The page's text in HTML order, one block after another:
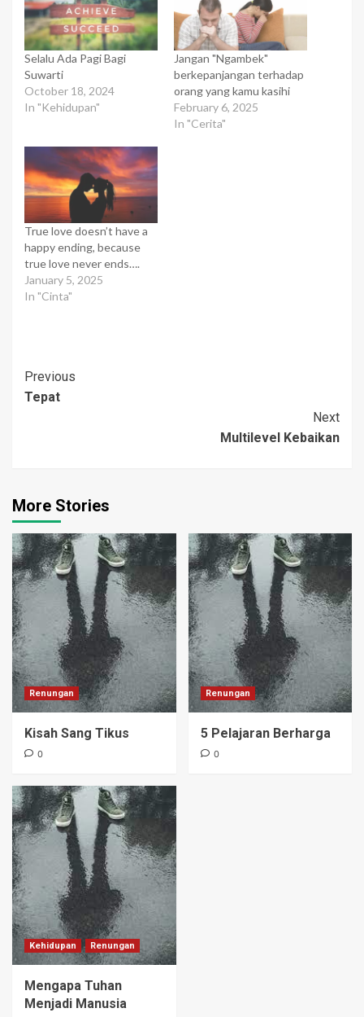
Selalu Ada Pagi Bagi
Suwarti
October 18, 2024
In "Kehidupan"
Jangan "Ngambek"
berkepanjangan terhadap
orang yang kamu kasihi
February 6, 2025
In "Cerita"
True love doesn’t have a
happy ending, because
true love never ends….
January 5, 2025
In "Cinta"
Post
Navigation
Previous
Tepat
Next
Multilevel Kebaikan
More Stories
Renungan
Kisah Sang Tikus
0
Renungan
5 Pelajaran Berharga
0
Kehidupan Renungan
Mengapa Tuhan
Menjadi Manusia